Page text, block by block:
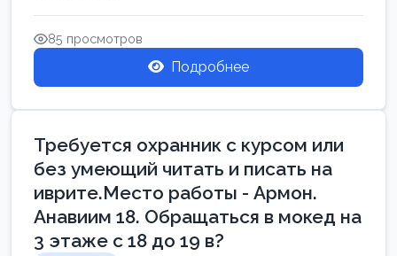
Свежие вакансии в Нетании дл...
85 просмотров
Подробнее
Требуется охранник с курсом или
без умеющий читать и писать на
иврите.Место работы - Армон.
Анавиим 18. Обращаться в мокед на
3 этаже с 18 до 19 в?